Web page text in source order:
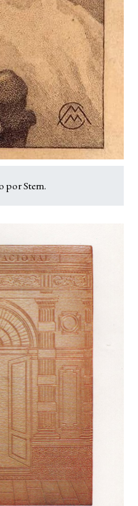
por Stern.